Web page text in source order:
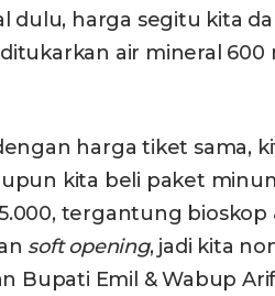
dulu, harga segitu kita
air mineral 600
harga tiket sama,
kita beli paket
tergantung bioskop
soft opening, jadi kita
Bupati Emil & Wabup